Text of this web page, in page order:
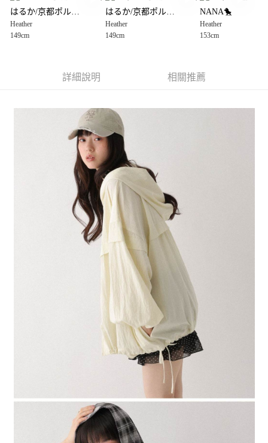
【大哥付你分期使用說明】
1.本服務由台灣大哥大提供，台灣大哥大用戶可立即使用無須另外申請。
2.付款方式選擇「大哥付你分期」，訂單成立後會自動跳轉到大哥付的交易
3.實際核准額度、可分期數及費用金額請依後續交易確認頁面所載為準。
4.訂單成立30分鐘內，如未前往確認交易或遇審核未通過，訂單將自動取
1.分期款項不併入電信帳單，「大哥付你分期」於每月結算日後寄送繳費提
2.透過簡訊連結打開帳單後，可選擇「超商條碼／台灣大直營門市／銀行轉
帳／街口支付／iPASS MONEY」等通路繳費。
1.本服務係由「台灣大哥大股份有限公司」（以下簡稱本公司）所提供，讓
用戶於交易時，得透過本服務購買商品或服務，並由商店將買賣／分期付款
買賣價金債權讓與本公司後，依約使用本公司帳單繳交帳款。
2.基於同意付款使用「大哥付你分期」之契約關係目的，商店將以您的個人
資料（包含姓名、電話或地址）提供予台灣大哥大進項蒐集、處理及利用，
由本公司與您本人進行分期帳單所需資料之確認、核對及更正。
3.完整用戶服務條款，請詳閱以下連結：
https://oppay.tw/userRule
AFTEE先享後付
３．安心：先確認商品／服務後，再付款。
【「AFTEE先享後付」結帳流程】
１．於結帳方式選擇「AFTEE先享後付」後，將跳轉至「AFTEE先享後付」
結帳頁面，進行簡訊認證並確認金額後，即可完成結帳。
２．訂單成立數日內，您將收到繳費通知簡訊。
３．收到繳費通知簡訊後14天內，點擊此簡訊中的連結，可透過四大超商／
ATM／網路銀行／等多元方式進行付款，方視為交易完成。
※ 請注意：結帳手續完成當下不需立刻繳費，但若您需要取消訂單，請聯絡
購買商品的店家。未經商家同意取消之訂單仍視為有效，需透過AFTEE先享
後付繳納相關費用。
※ 交易是否成功請以「AFTEE先享後付 」之結帳頁面顯示為準，若有關於
是否繳費成功／繳費後需取消欲退款等相關疑問，請聯繫「AFTEE先享後付
https://netprotections.freshdesk.com/support/home
１．透過由恩沛科技股份有限公司提供之「AFTEE先享後付」服務完成之交
易，需依本服務之必要範圍內提供個人資料，並將交易相關給付款項請求債
２．關於個人資料處理事宜，請瀏覽以下網址：
https://aftee.tw/terms/#terms3
３．未成年的使用者請事先徵得法定代理人或監護人之同意方可使用
「AFTEE先享後付」，若未經同意申辦者引起之損失，本公司不負相關責
４．使用「AFTEE先享後付」時，將依據個別帳號之用戶狀況，依本公司即
時審查核予不同之上限額度；若仍有額度不足之情形，本公司將視審查結果
５．嚴禁一人註冊多個帳號或使用他人資訊註冊。若發現惡意使用之情形，
恩沛科技股份有限公司將有權停止該用戶之使用額度並採取法律行動。
每筆NT$80，滿NT$1,500(含以上)免運費
每筆NT$80，滿NT$1,500(含以上)免運費
每筆NT$80，滿NT$1,500(含以上)免運費
每筆NT$80，滿NT$1,500(含以上)免運費
每筆NT$80，滿NT$1,500(含以上)免運費
はるか/京都ポルタ(149cm)1140
Heather
149cm
はるか/京都ポルタ(149cm)1140
Heather
149cm
NANA🐤
Heather
153cm
詳細說明 相關推薦